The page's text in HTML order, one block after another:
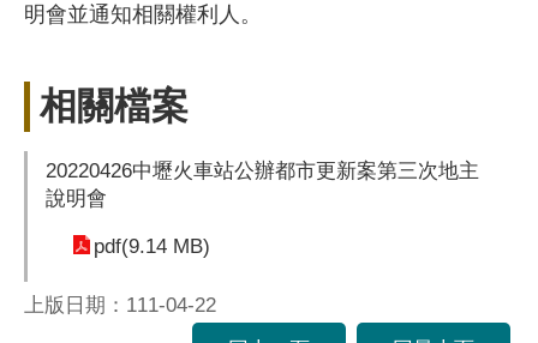
明會並通知相關權利人。
相關檔案
20220426中壢火車站公辦都市更新案第三次地主
說明會
pdf(9.14 MB)
上版日期：111-04-22